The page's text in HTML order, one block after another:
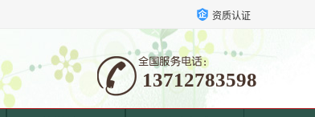
资质认证
13712783598